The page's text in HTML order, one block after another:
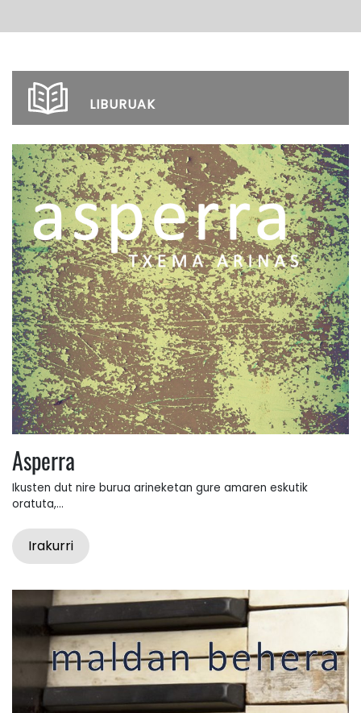
LIBURUAK
Asperra
Ikusten dut nire burua arineketan gure amaren eskutik
oratuta,...
Irakurri